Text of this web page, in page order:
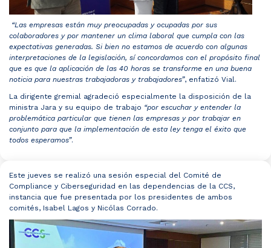
“Las empresas están muy preocupadas y ocupadas por sus
colaboradores y por mantener un clima laboral que cumpla con las
expectativas generadas. ​S​i bien no estamos de acuerdo con ​algunas ​
interpretaciones de la legislación, sí concordamos con el propósito final
que es que la aplicación de las 40 horas se transforme en una buena
noticia para nuestras trabajadoras y trabajadores”​, enfatizó Vial​.
La dirigente gremial agradeció especialmente la disposición de la
ministra Jara y su equipo de trabajo “por escuchar y entender la
problemática particular que tienen las empresas y por trabajar en
conjunto para que la implementación de esta ley tenga el éxito que
todos esperamos”.
Este jueves se realizó una sesión especial del Comité de
Compliance y Ciberseguridad en las dependencias de la CCS,
instancia que fue presentada por los presidentes de ambos
comités, Isabel Lagos y Nicólas Corrado.